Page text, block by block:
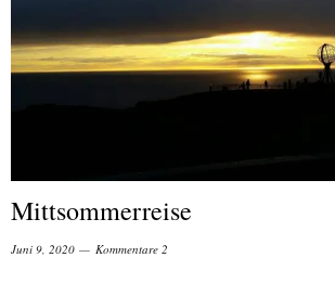
Mittsommerreise
Juni 9, 2020 Kommentare 2